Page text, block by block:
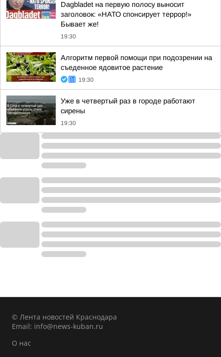
Dagbladet на первую полосу выносит
заголовок: «НАТО спонсирует террор!»
Бывает же!
19:30
Алгоритм первой помощи при подозрении на
съеденное ядовитое растение
19:30
Уже в четвертый раз в городе работают
сирены
19:30
© Лента новостей Краснодара
Email: info@news-kuban.ru
О нас